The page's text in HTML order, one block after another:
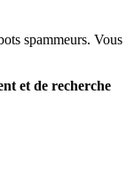
spammeurs. Vous
et de recherche